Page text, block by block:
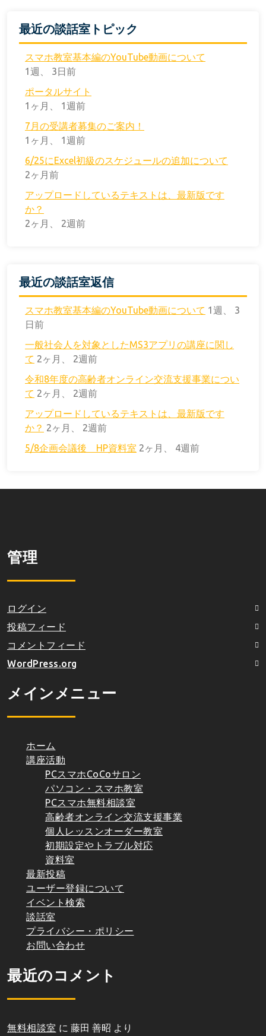
最近の談話室トピック
スマホ教室基本編のYouTube動画について
1週、 3日前
ポータルサイト
1ヶ月、 1週前
7月の受講者募集のご案内！
1ヶ月、 1週前
6/25にExcel初級のスケジュールの追加について
2ヶ月前
アップロードしているテキストは、最新版です
か？
2ヶ月、 2週前
最近の談話室返信
スマホ教室基本編のYouTube動画について 1週、 3
日前
一般社会人を対象としたMS3アプリの講座に関し
て 2ヶ月、 2週前
令和8年度の高齢者オンライン交流支援事業につい
て 2ヶ月、 2週前
アップロードしているテキストは、最新版です
か？ 2ヶ月、 2週前
5/8企画会議後 HP資料室 2ヶ月、 4週前
管理
ログイン
投稿フィード
コメントフィード
WordPress.org
メインメニュー
ホーム
講座活動
PCスマホCoCoサロン
パソコン・スマホ教室
PCスマホ無料相談室
高齢者オンライン交流支援事業
個人レッスンオーダー教室
初期設定やトラブル対応
資料室
最新投稿
ユーザー登録について
イベント検索
談話室
プライバシー・ポリシー
お問い合わせ
最近のコメント
無料相談室 に 藤田 善昭 より